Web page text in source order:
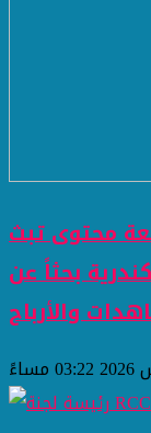
محتوى تبث
بحثاً عن
والأرباح